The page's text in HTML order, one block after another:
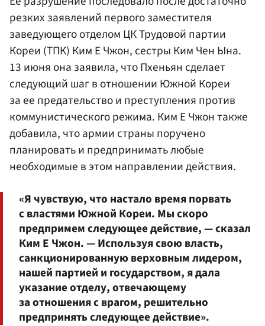
резких заявлений первого заместителя
заведующего отделом ЦК Трудовой партии
Кореи (ТПК) Ким Е Чжон, сестры Ким Чен Ына.
13 июня она заявила, что Пхеньян сделает
следующий шаг в отношении Южной Кореи
за ее предательство и преступления против
коммунистического режима. Ким Е Чжон также
добавила, что армии страны поручено
планировать и предпринимать любые
необходимые в этом направлении действия.
«Я чувствую, что настало время порвать
с властями Южной Кореи. Мы скоро
предпримем следующее действие, — сказал
Ким Е Чжон. — Используя свою власть,
санкционированную верховным лидером,
нашей партией и государством, я дала
указание отделу, отвечающему
за отношения с врагом, решительно
предпринять следующее действие».